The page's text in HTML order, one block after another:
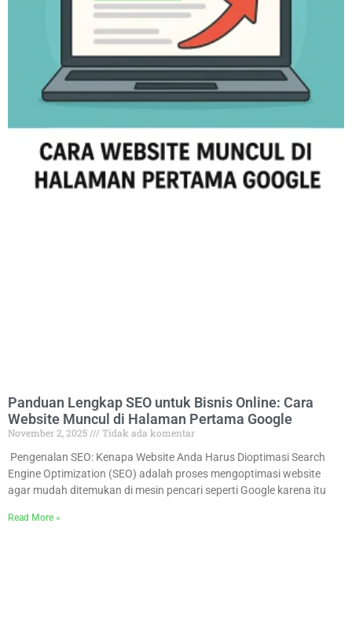
Panduan Lengkap SEO untuk Bisnis Online: Cara
Website Muncul di Halaman Pertama Google
November 2, 2025
Tidak ada komentar
Pengenalan SEO: Kenapa Website Anda Harus Dioptimasi Search
Engine Optimization (SEO) adalah proses mengoptimasi website
agar mudah ditemukan di mesin pencari seperti Google karena itu
Read More »